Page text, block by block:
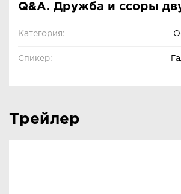
Q&A. Дружба и ссоры
Категория:
Спикер:
Трейлер